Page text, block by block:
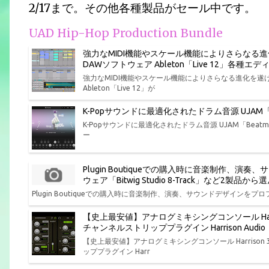
2/17まで。その他各種製品がセール中です。
UAD Hip-Hop Production Bundle
強力なMIDI機能やスケール機能によりさらなる
DAWソフトウェア Ableton「Live 12」各種エデ
強力なMIDI機能やスケール機能によりさらなる進化を
Ableton「Live 12」が
K-Popサウンドに最適化されたドラム音源 UJAM
K-Popサウンドに最適化されたドラム音源 UJAM「
ー
Plugin Boutiqueでの購入時に音楽制作、演奏、
ウェア「Bitwig Studio 8-Track」など2製品から
Plugin Boutiqueでの購入時に音楽制作、演奏、サウンドデザインをプ
【史上最安値】アナログミキシングコンソール
チャンネルストリッププラグイン Harrison
【史上最安値】アナログミキシングコンソール
ッププラグイン Harr